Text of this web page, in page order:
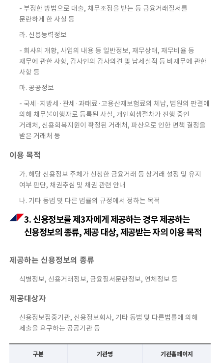
- 부정한 방법으로 대출, 채무조정을 받는 등 금융거래질서를
문란하게 한 사실 등
라. 신용능력정보
- 회사의 개황, 사업의 내용 등 일반정보, 재무상태, 재무비율 등
재무에 관한 사항, 감사인의 감사의견 및 납세실적 등 비재무에 관한
사항 등
마. 공공정보
- 국세·지방세·관세·과태료·고용산재보험료의 체납, 법원의 판결에
의해 채무불이행자로 등록된 사실, 개인회생절차가 진행 중인
거래처, 신용회복지원이 확정된 거래처, 파산으로 인한 면책 결정을
받은 거래처 등
이용 목적
가. 해당 신용정보 주체가 신청한 금융거래 등 상거래 설정 및 유지
여부 판단, 채권추심 및 채권 관련 안내
나. 기타 동법 및 다른 법률의 규정에서 정하는 목적
3. 신용정보를 제3자에게 제공하는 경우 제공하는
신용정보의 종류, 제공 대상, 제공받는 자의 이용 목적
제공하는 신용정보의 종류
식별정보, 신용거래정보, 금융질서문란정보, 연체정보 등
제공대상자
신용정보집중기관, 신용정보회사, 기타 동법 및 다른법률에 의해
제출을 요구하는 공공기관 등
구분 기관명 기관홈페이지